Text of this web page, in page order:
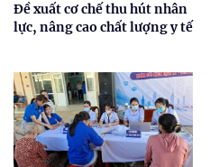
Đề xuất cơ chế thu hút nhân
lực, nâng cao chất lượng y tế